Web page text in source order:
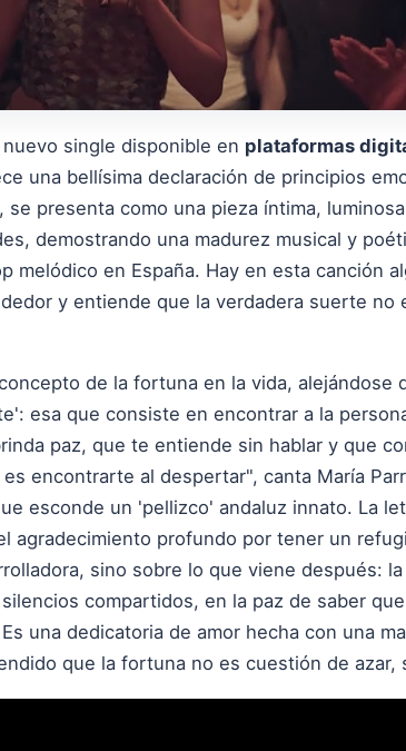
single disponible en plataformas
una bellísima declaración de principios
presenta como una pieza íntima,
demostrando una madurez musical y
melódico en España. Hay en esta canción
y entiende que la verdadera suerte no
de la fortuna en la vida, alejándose
esa que consiste en encontrar a la
paz, que te entiende sin hablar y que
encontrarte al despertar", canta María
esconde un 'pellizco' andaluz innato. La
agradecimiento profundo por tener un
sino sobre lo que viene después:
compartidos, en la paz de saber
una dedicatoria de amor hecha con una
que la fortuna no es cuestión de azar,